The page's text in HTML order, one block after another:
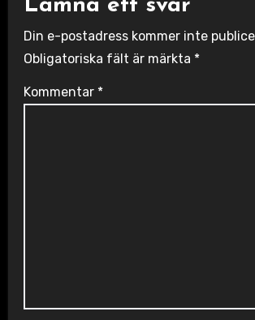
Lämna ett svar
Din e-postadress kommer inte
Obligatoriska fält är märkta *
Kommentar *